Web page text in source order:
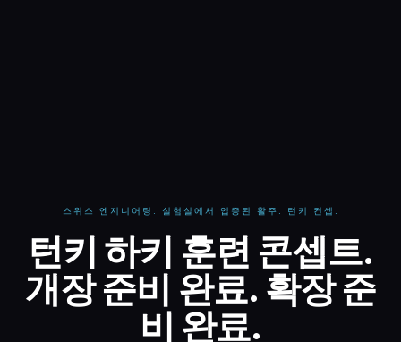
스위스 엔지니어링. 실험실에서 입증된 활주. 턴키 컨셉.
턴키 하키 훈련 콘셉트 -
턴키 하키 훈련 콘셉트.
개장 준비 완료. 확장 준
비 완료.